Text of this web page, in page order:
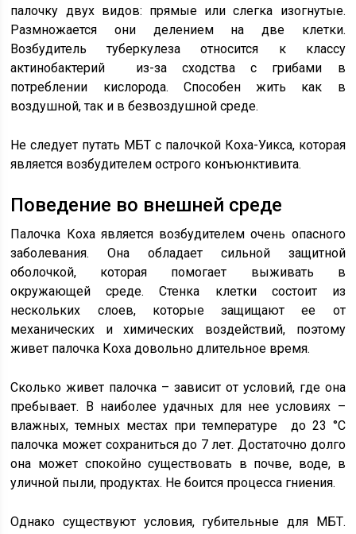
палочку двух видов: прямые или слегка изогнутые.
Размножается они делением на две клетки.
Возбудитель туберкулеза относится к классу
актинобактерий из-за сходства с грибами в
потреблении кислорода. Способен жить как в
воздушной, так и в безвоздушной среде.
Не следует путать МБТ с палочкой Коха-Уикса, которая
является возбудителем острого конъюнктивита.
Поведение во внешней среде
Палочка Коха является возбудителем очень опасного
заболевания. Она обладает сильной защитной
оболочкой, которая помогает выживать в
окружающей среде. Стенка клетки состоит из
нескольких слоев, которые защищают ее от
механических и химических воздействий, поэтому
живет палочка Коха довольно длительное время.
Сколько живет палочка – зависит от условий, где она
пребывает. В наиболее удачных для нее условиях –
влажных, темных местах при температуре до 23 °C
палочка может сохраниться до 7 лет. Достаточно долго
она может спокойно существовать в почве, воде, в
уличной пыли, продуктах. Не боится процесса гниения.
Однако существуют условия, губительные для МБТ.